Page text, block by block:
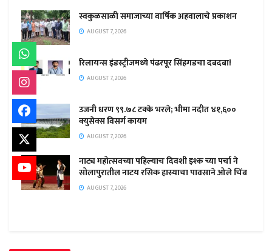
स्वकुळसाळी समाजाच्या वार्षिक अहवालाचे प्रकाशन
AUGUST 7, 2026
रिलायन्स इंडस्ट्रीजमध्ये पंढरपूर सिंहगडचा दबदबा!
AUGUST 7, 2026
उजनी धरण ९९.७८ टक्के भरले; भीमा नदीत ४१,६००
क्युसेक्स विसर्ग कायम
AUGUST 7, 2026
नाट्य महोत्सवच्या पहिल्याच दिवशी इश्क च्या पर्चा ने
सोलापुरातील नाटय रसिक हास्याचा पावसाने ओले चिंब
AUGUST 7, 2026